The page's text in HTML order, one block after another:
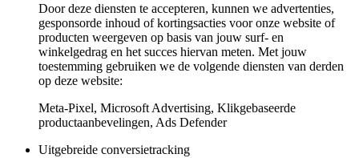
Door deze diensten te accepteren, kunnen we advertenties,
gesponsorde inhoud of kortingsacties voor onze website of
producten weergeven op basis van jouw surf- en
winkelgedrag en het succes hiervan meten. Met jouw
toestemming gebruiken we de volgende diensten van derden
op deze website:
Meta-Pixel, Microsoft Advertising, Klikgebaseerde
productaanbevelingen, Ads Defender
Uitgebreide conversietracking